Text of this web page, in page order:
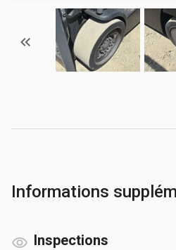
Informations
Inspections